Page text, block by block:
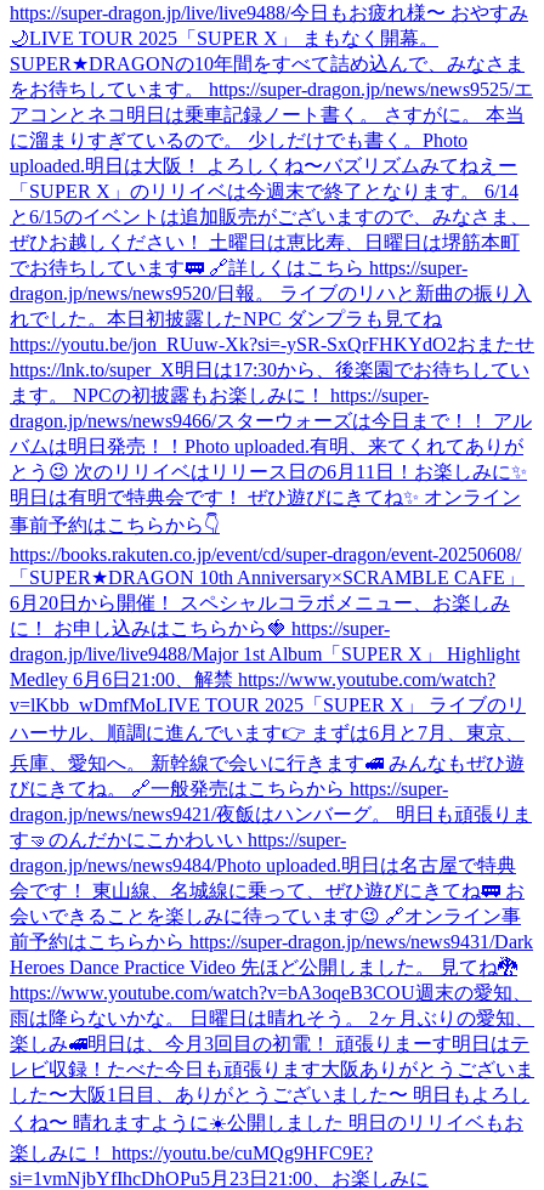
https://super-dragon.jp/live/live9488/今日もお疲れ様〜 おやすみ
🌙LIVE TOUR 2025「SUPER X」 まもなく開幕。
SUPER★DRAGONの10年間をすべて詰め込んで、みなさま
をお待ちしています。 https://super-dragon.jp/news/news9525/エ
アコンとネコ 明日は乗車記録ノート書く。 さすがに。 本当
に溜まりすぎているので。 少しだけでも書く。 Photo
uploaded.明日は大阪！ よろしくね〜バズリズムみてねえー
「SUPER X」のリリイベは今週末で終了となります。 6/14
と6/15のイベントは追加販売がございますので、みなさま、
ぜひお越しください！ 土曜日は恵比寿、日曜日は堺筋本町
でお待ちしています🚃 🔗詳しくはこちら https://super-
dragon.jp/news/news9520/日報。 ライブのリハと新曲の振り入
れでした。 本日初披露したNPC ダンプラも見てね
https://youtu.be/jon_RUuw-Xk?si=-ySR-SxQrFHKYdO2おまたせ
https://lnk.to/super_X明日は17:30から、後楽園でお待ちしてい
ます。 NPCの初披露もお楽しみに！ https://super-
dragon.jp/news/news9466/スターウォーズは今日まで！！ アル
バムは明日発売！！ Photo uploaded.有明、来てくれてありが
とう😉 次のリリイベはリリース日の6月11日！お楽しみに✨
明日は有明で特典会です！ ぜひ遊びにきてね✨ オンライン
事前予約はこちらから👇
https://books.rakuten.co.jp/event/cd/super-dragon/event-20250608/
「SUPER★DRAGON 10th Anniversary×SCRAMBLE CAFE」
6月20日から開催！ スペシャルコラボメニュー、お楽しみ
に！ お申し込みはこちらから🍓 https://super-
dragon.jp/live/live9488/Major 1st Album「SUPER X」 Highlight
Medley 6月6日21:00、解禁 https://www.youtube.com/watch?
v=lKbb_wDmfMoLIVE TOUR 2025「SUPER X」 ライブのリ
ハーサル、順調に進んでいます👉 まずは6月と7月、東京、
兵庫、愛知へ。 新幹線で会いに行きます🚅 みんなもぜひ遊
びにきてね。 🔗一般発売はこちらから https://super-
dragon.jp/news/news9421/夜飯はハンバーグ。 明日も頑張りま
す🤜 のんだかにこかわいい https://super-
dragon.jp/news/news9484/Photo uploaded.明日は名古屋で特典
会です！ 東山線、名城線に乗って、ぜひ遊びにきてね🚃 お
会いできることを楽しみに待っています😉 🔗オンライン事
前予約はこちらから https://super-dragon.jp/news/news9431/Dark
Heroes Dance Practice Video 先ほど公開しました。 見てね🐉
https://www.youtube.com/watch?v=bA3oqeB3COU週末の愛知、
雨は降らないかな。 日曜日は晴れそう。 2ヶ月ぶりの愛知、
楽しみ🚅明日は、今月3回目の初電！ 頑張りまーす明日はテ
レビ収録！ たべた今日も頑張ります大阪ありがとうございま
した〜大阪1日目、ありがとうございました〜 明日もよろし
くね〜 晴れますように☀️公開しました 明日のリリイベもお
楽しみに！ https://youtu.be/cuMQg9HFC9E?
si=1vmNjbYfIhcDhOPu5月23日21:00、お楽しみに